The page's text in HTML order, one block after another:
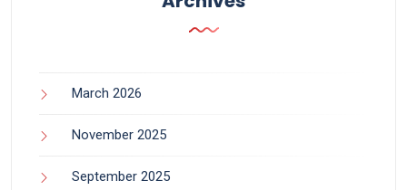
March 2026
November 2025
September 2025